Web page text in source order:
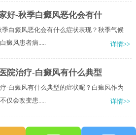
好-秋季白癜风恶化会有什
白癜风恶化会有什么症状表现？秋季气候
癜风患者病.....
详情>>
院治疗-白癜风有什么典型
-白癜风有什么典型的症状呢？白癜风作为
仅会改变患.....
详情>>